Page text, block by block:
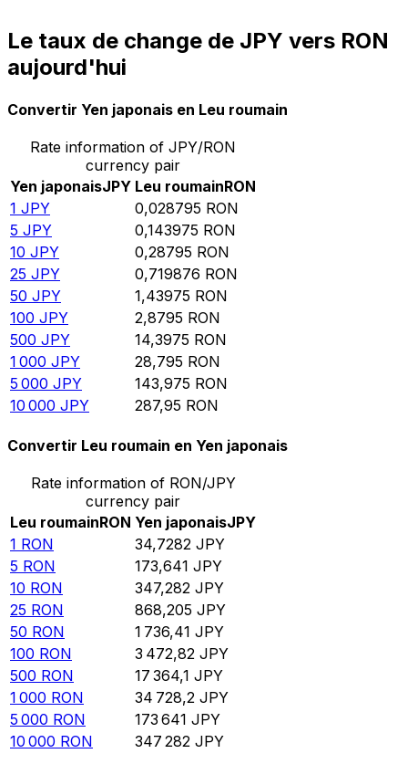
Le taux de change de JPY vers RON
aujourd'hui
Convertir Yen japonais en Leu roumain
Rate information of JPY/RON
currency pair
Yen japonaisJPY Leu roumainRON
1 JPY 0,028795 RON
5 JPY 0,143975 RON
10 JPY 0,28795 RON
25 JPY 0,719876 RON
50 JPY 1,43975 RON
100 JPY 2,8795 RON
500 JPY 14,3975 RON
1 000 JPY 28,795 RON
5 000 JPY 143,975 RON
10 000 JPY 287,95 RON
Convertir Leu roumain en Yen japonais
Rate information of RON/JPY
currency pair
Leu roumainRON Yen japonaisJPY
1 RON 34,7282 JPY
5 RON 173,641 JPY
10 RON 347,282 JPY
25 RON 868,205 JPY
50 RON 1 736,41 JPY
100 RON 3 472,82 JPY
500 RON 17 364,1 JPY
1 000 RON 34 728,2 JPY
5 000 RON 173 641 JPY
10 000 RON 347 282 JPY